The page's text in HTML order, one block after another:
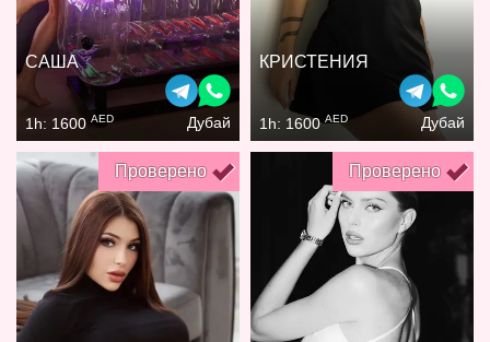
САША
1h: 1600 AED Дубай
КРИСТЕНИЯ
1h: 1600AED Дубай
Проверено Проверено